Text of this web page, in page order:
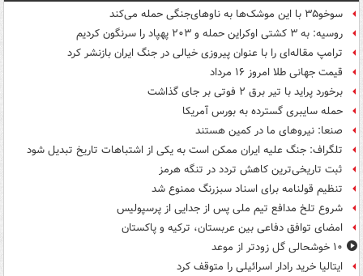
سوخو۳۵ با این موشک‌ها به ناوهای‌جنگی حمله می‌کند
روسیه: به ۳ کشتی اوکراین حمله و ۲۰۳ پهپاد را سرنگون کردیم
ترامپ مقاله‌ای را با عنوان پیروزی خیالی در جنگ ایران بازنشر کرد
قیمت جهانی طلا امروز ۱۶ مرداد
برخورد پراید با تیر برق ۲ فوتی بر جای گذاشت
حمله سایبری گسترده به بورس آمریکا
صنعا: نیروهای ما در کمین‌ هستند
تلگراف: جنگ علیه ایران ممکن است به یکی از اشتباهات تاریخ تبدیل شود
ثبت تاریخی‌ترین کاهش تردد در تنگه هرمز
تنظیم قولنامه برای اسناد سبزرنگ ممنوع شد
شروع تلخ مدافع تیم ملی پس از جدایی از پرسپولیس
امضای توافق دفاعی بین عربستان، ترکیه و پاکستان
۱۰ خوشحالی گل زودتر از موعد
ایتالیا خرید رادار اسرائیلی را متوقف کرد